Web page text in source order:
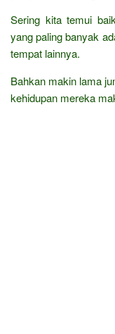
Sering kita temui
yang paling banyak
tempat lainnya.
Bahkan makin lama
kehidupan mereka